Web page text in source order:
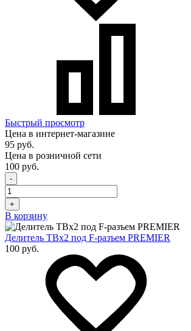
Быстрый просмотр
Цена в интернет-магазине
95 руб.
Цена в розничной сети
100 руб.
-
+
В корзину
Делитель ТВх2 под F-разъем PREMIER
100 руб.